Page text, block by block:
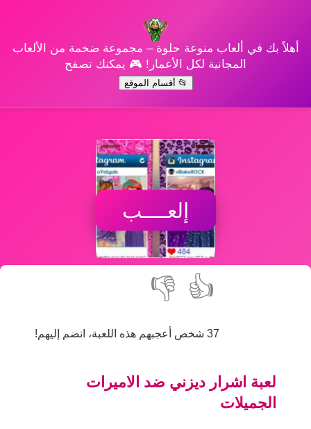
أهلاً بك في ألعاب منوعة حلوة – مجموعة ضخمة من الألعاب
المجانية لكل الأعمار! 🎮 يمكنك تصفح
📂 أقسام الموقع
إلعــــب
👍
👎
37 شخص أعجبهم هذه اللعبة، انضم إليهم!
لعبة اشرار ديزني ضد الاميرات
الجميلات